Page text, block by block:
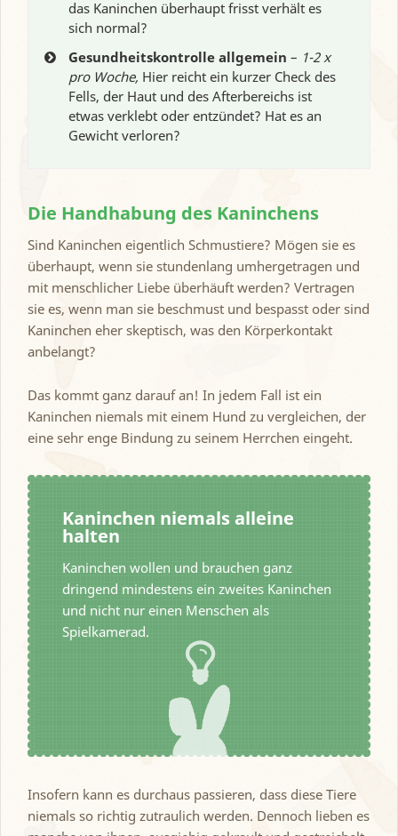
das Kaninchen überhaupt frisst verhält es
sich normal?
Gesundheitskontrolle allgemein – 1-2 x
pro Woche, Hier reicht ein kurzer Check des
Fells, der Haut und des Afterbereichs ist
etwas verklebt oder entzündet? Hat es an
Gewicht verloren?
Die Handhabung des Kaninchens
Sind Kaninchen eigentlich Schmustiere? Mögen sie es
überhaupt, wenn sie stundenlang umhergetragen und
mit menschlicher Liebe überhäuft werden? Vertragen
sie es, wenn man sie beschmust und bespasst oder sind
Kaninchen eher skeptisch, was den Körperkontakt
anbelangt?
Das kommt ganz darauf an! In jedem Fall ist ein
Kaninchen niemals mit einem Hund zu vergleichen, der
eine sehr enge Bindung zu seinem Herrchen eingeht.
Kaninchen niemals alleine
halten
Kaninchen wollen und brauchen ganz
dringend mindestens ein zweites Kaninchen
und nicht nur einen Menschen als
Spielkamerad.
Insofern kann es durchaus passieren, dass diese Tiere
niemals so richtig zutraulich werden. Dennoch lieben es